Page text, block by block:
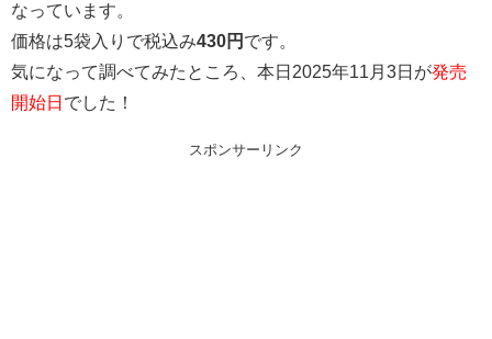
なっています。
価格は5袋入りで税込み430円 です。
気になって調べてみたところ、本日2025年11月3日が発売
開始日 でした！
スポンサーリンク